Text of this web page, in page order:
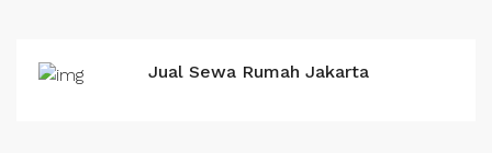
Jual Sewa Rumah Jakarta